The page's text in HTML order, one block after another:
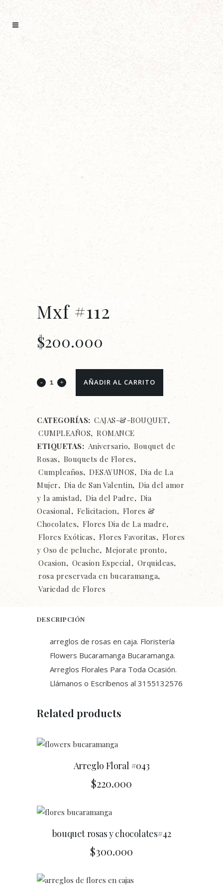
Mxf #112
$200.000
Mxf
quantity
AÑADIR AL CARRITO
CATEGORÍAS: CAJAS-&-BOUQUET,
CUMPLEAÑOS, ROMANCE
ETIQUETAS: Aniversario, Bouquet de
Rosas, Bouquets de Flores,
Cumpleaños, DESAYUNOS, Dia de La
Mujer, Dia de San Valentin, Dia del amor
y la amistad, Dia del Padre, Dia
Ocasional, Felicitacion, Flores &
Chocolates, Flores Dia de La madre,
Flores Exóticas, Flores Favoritas, Flores
y Oso de peluche, Mejorate pronto,
Ocasion, Ocasion Especial, Orquideas,
rosa preservada en bucaramanga,
Variedad de Flores
DESCRIPCIÓN
arreglos de rosas en caja. Floristería
Flowers Bucaramanga Bucaramanga.
Arreglos Florales Para Toda Ocasión.
Llámanos o Escríbenos al 3155132576
Related products
Arreglo Floral #043
$220.000
bouquet rosas y chocolates#42
$300.000